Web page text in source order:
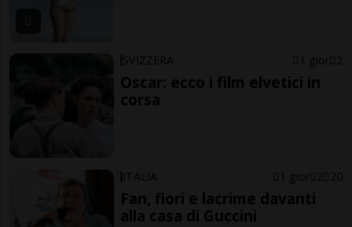
SVIZZERA 1 gior 2
Oscar: ecco i film elvetici in
corsa
ITALIA 1 gior 2 20
Fan, fiori e lacrime davanti
alla casa di Guccini